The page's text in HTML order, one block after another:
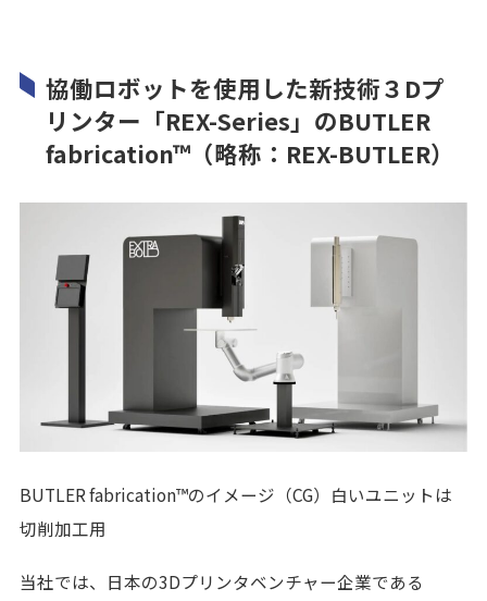
協働ロボットを使用した新技術３Dプ
リンター「REX-Series」のBUTLER
fabrication™（略称：REX-BUTLER）
BUTLER fabrication™のイメージ（CG）白いユニットは
切削加工用
当社では、日本の3Dプリンタベンチャー企業である